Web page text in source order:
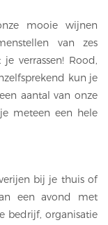
mooie wijnen
van zes
verrassen! Rood,
kun je
aantal van onze
meteen een hele
bij je thuis of
een avond met
bedrijf, organisatie